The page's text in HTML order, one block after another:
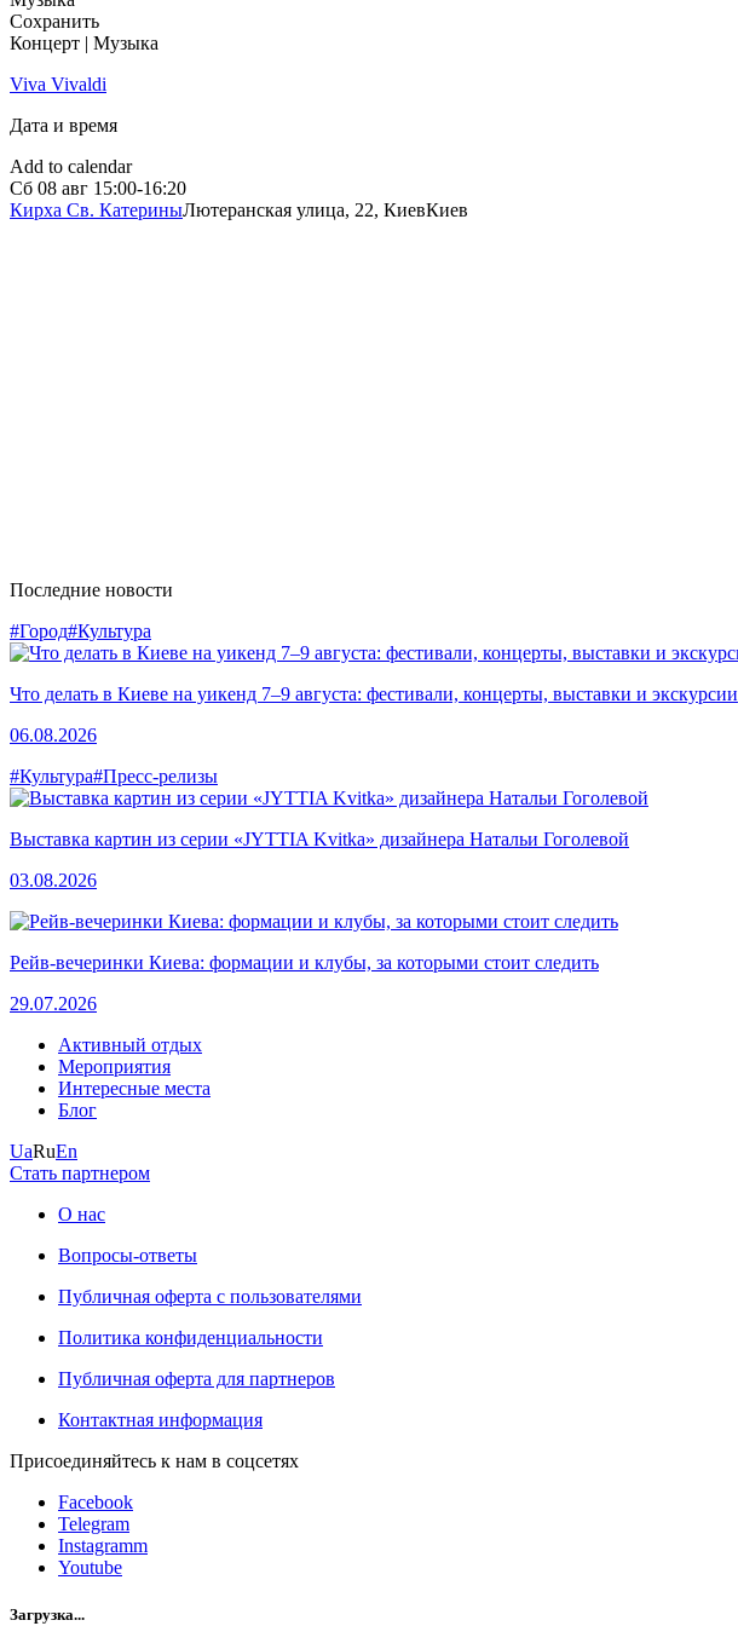
Сохранить
Концерт | Музыка
Viva Vivaldi
Дата и время
Add to calendar
Сб 08 авг 15:00-16:20
Кирха Св. КатериныЛютеранская улица, 22, КиевКиев
Последние новости
#Город#Культура
Что делать в Киеве на уикенд 7–9 августа: фестивали, концерты, выставки и экскурсии
06.08.2026
#Культура#Пресс-релизы
Выставка картин из серии «JYTTIA Kvitka» дизайнера Натальи Гоголевой
03.08.2026
Рейв-вечеринки Киева: формации и клубы, за которыми стоит следить
29.07.2026
Активный отдых
Мероприятия
Интересные места
Блог
UaRuEn
Стать партнером
О нас
Вопросы-ответы
Публичная оферта с пользователями
Политика конфиденциальности
Публичная оферта для партнеров
Контактная информация
Присоединяйтесь к нам в соцсетях
Facebook
Telegram
Instagramm
Youtube
Загрузка...